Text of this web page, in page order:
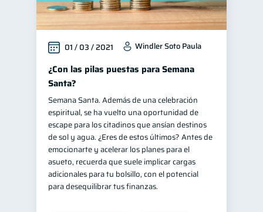
Educación financiera 31
Finanzas para jóvenes 30
Control de deudas 30
Finanzas familiares 25
Inclusión financiera
Bienestar financiero 22
Finanzas para mujeres 20
Seguridad financiera 13
Productos financieros 11
Organización Financiera
01 / 03 / 2021 Windler Soto Paula
¿Con las pilas puestas para Semana
Santa?
Semana Santa. Además de una celebración
espiritual, se ha vuelto una oportunidad de
escape para los citadinos que ansían destinos
de sol y agua. ¿Eres de estos últimos? Antes de
emocionarte y acelerar los planes para el
asueto, recuerda que suele implicar cargas
adicionales para tu bolsillo, con el potencial
para desequilibrar tus finanzas.